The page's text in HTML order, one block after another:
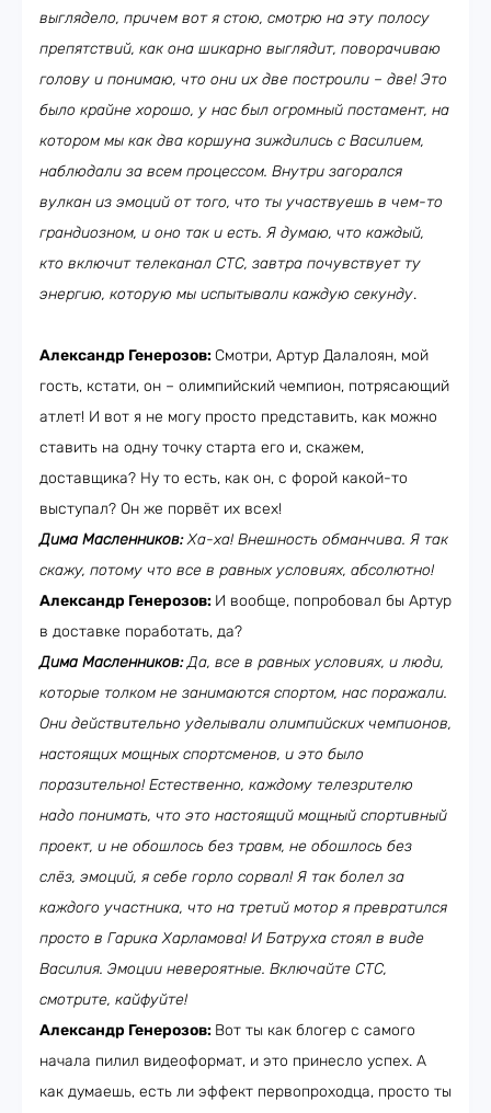
выглядело, причем вот я стою, смотрю на эту полосу
препятствий, как она шикарно выглядит, поворачиваю
голову и понимаю, что они их две построили – две! Это
было крайне хорошо, у нас был огромный постамент, на
котором мы как два коршуна зиждились с Василием,
наблюдали за всем процессом. Внутри загорался
вулкан из эмоций от того, что ты участвуешь в чем-то
грандиозном, и оно так и есть. Я думаю, что каждый,
кто включит телеканал СТС, завтра почувствует ту
энергию, которую мы испытывали каждую секунду.
Александр Генерозов: Смотри, Артур Далалоян, мой
гость, кстати, он – олимпийский чемпион, потрясающий
атлет! И вот я не могу просто представить, как можно
ставить на одну точку старта его и, скажем,
доставщика? Ну то есть, как он, с форой какой-то
выступал? Он же порвёт их всех!
Дима Масленников:Ха-ха! Внешность обманчива. Я так
скажу, потому что все в равных условиях, абсолютно!
Александр Генерозов: И вообще, попробовал бы Артур
в доставке поработать, да?
Дима Масленников:Да, все в равных условиях, и люди,
которые толком не занимаются спортом, нас поражали.
Они действительно уделывали олимпийских чемпионов,
настоящих мощных спортсменов, и это было
поразительно! Естественно, каждому телезрителю
надо понимать, что это настоящий мощный спортивный
проект, и не обошлось без травм, не обошлось без
слёз, эмоций, я себе горло сорвал! Я так болел за
каждого участника, что на третий мотор я превратился
просто в Гарика Харламова! И Батруха стоял в виде
Василия. Эмоции невероятные. Включайте СТС,
смотрите, кайфуйте!
Александр Генерозов: Вот ты как блогер с самого
начала пилил видеоформат, и это принесло успех. А
как думаешь, есть ли эффект первопроходца, просто ты